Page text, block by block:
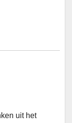
uit het